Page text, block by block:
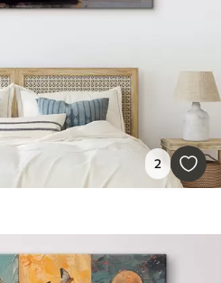
2